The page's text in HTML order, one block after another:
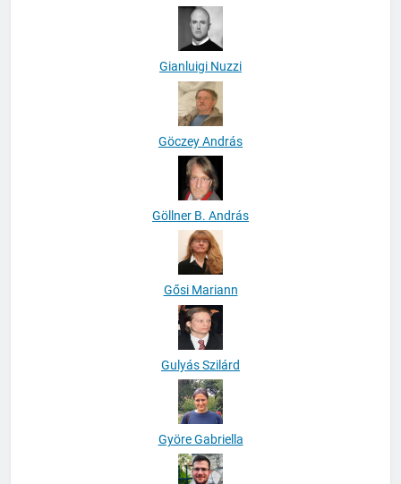
Gianluigi Nuzzi
Göczey András
Göllner B. András
Gősi Mariann
Gulyás Szilárd
Györe Gabriella